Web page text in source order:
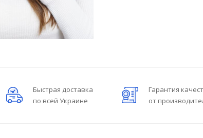
Быстрая доставка
по всей Украине
Гарантия
от